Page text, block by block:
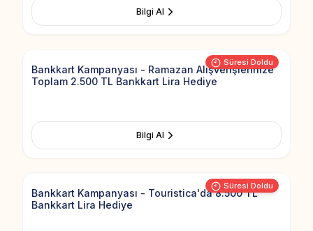
Bilgi Al
Süresi Doldu
Add to
Bankkart Kampanyası - Ramazan Alışverişlerinize
Toplam 2.500 TL Bankkart Lira Hediye
Bilgi Al
Süresi Doldu
Add to
Bankkart Kampanyası - Touristica'da 8.500 TL
Bankkart Lira Hediye